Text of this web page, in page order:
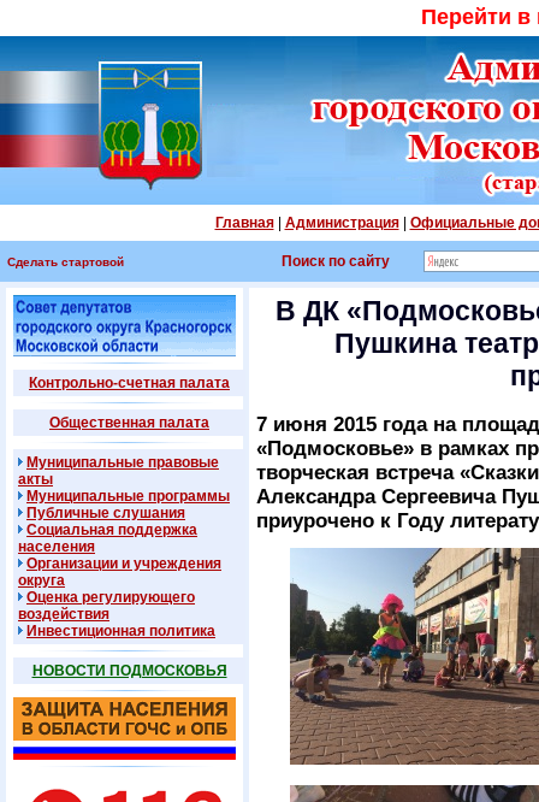
Перейти
Главная| Администрация| Официальные
Сделать стартовой Поиск по сайту
Контрольно-счетная палата
Общественная палата
Муниципальные правовые
акты
Муниципальные программы
Публичные слушания
Социальная поддержка
населения
Организации и учреждения
округа
Оценка регулирующего
воздействия
Инвестиционная политика
НОВОСТИ ПОДМОСКОВЬЯ
В ДК
Пушкина
7 июня 2015 года на
«Подмосковье» в рамках
творческая встреча
Александра Сергеевича
приурочено к Году